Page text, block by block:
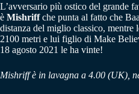
L’avversario più ostico del grande
è Mishriffche punta al fatto che
distanza del miglio classico, mentre
2100 metri e lui figlio di Make
18 agosto 2021 le ha vinte!
Mishriff è in lavagna a 4.00 (UK),